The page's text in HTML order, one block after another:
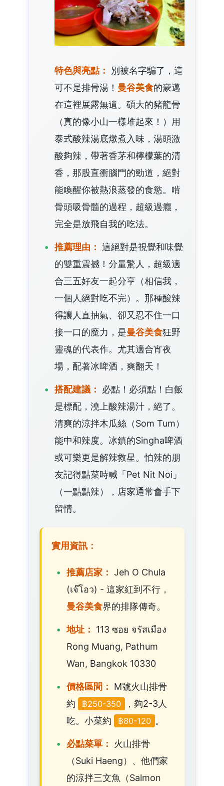
特色與亮點：
別被名字騙了，這
可不是排骨湯！ 曼谷美食的豪邁
在這裡展露無遺。碩大的豬龍骨
（真的像小山一樣堆起來！）用
泰式酸辣湯底燉煮入味，湯頭激
酸夠辣，帶著香茅和檸檬葉的清
香，那股直衝腦門的勁道，絕對
能喚醒你被熱浪蒸發的食慾。啃
骨頭吸骨髓的過程，超級過癮，
完全是放飛自我的吃法。
推薦理由： 這絕對是視覺和味覺
的雙重震撼！分量驚人，超級適
合三五好友一起分享（相信我，
一個人絕對吃不完）。那種酸辣
得讓人直抽氣、卻又忍不住一口
接一口的魔力，是曼谷美食狂野
靈魂的代表作。尤其適合宵夜
場，配著冰啤酒，爽翻天！
搭配建議：
必點！必須點！白飯
是標配，澆上酸辣湯汁，絕了。
清爽的涼拌木瓜絲（Som Tum）
能中和辣度。冰鎮的Singha啤酒
或可樂更是解辣救星。怕辣的朋
友記得點菜時喊「Pet Nit Noi」
（一點點辣），店家通常會手下
留情。
實用資訊：
推薦店家： Jeh O Chula
(เจ๊โอว) - 這家紅到不行，
曼谷美食界的排隊傳奇。
地址：
113 ซอย จรัสเมือง
Rong Muang, Pathum
Wan, Bangkok 10330
價格區間：
M號火山排骨
約
฿250-350
，夠2-3人
吃。小菜約
฿80-120 。
必點菜單：
火山排骨
（Suki Haeng）、他們家
的涼拌三文魚（Salmon